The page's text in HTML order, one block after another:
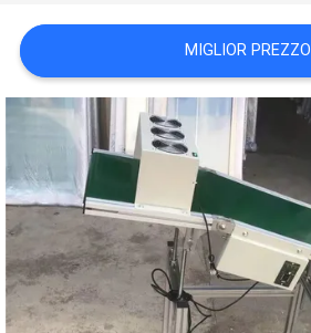
MAPPA
DEL
SITO
POLITICA
SULLA
PRIVACY
MIGLIOR PREZZO